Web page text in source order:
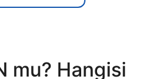
mu? Hangisi